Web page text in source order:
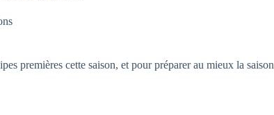
premières cette saison, et pour préparer au mieux la saison